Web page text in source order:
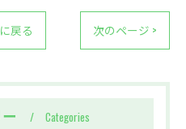
戻る 次のページ >
Categories